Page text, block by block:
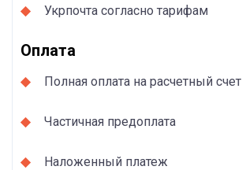
Укрпочта согласно тарифам
Оплата
Полная оплата на расчетный счет
Частичная предоплата
Наложенный платеж